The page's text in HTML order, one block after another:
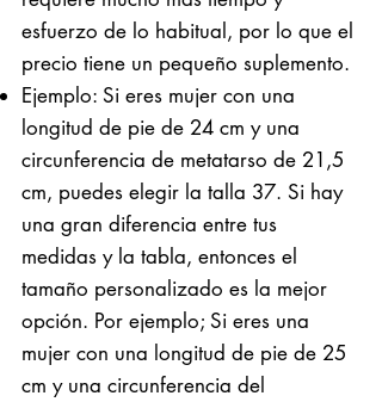
esfuerzo de lo habitual, por lo que el
precio tiene un pequeño suplemento.
Ejemplo: Si eres mujer con una
longitud de pie de 24 cm y una
circunferencia de metatarso de 21,5
cm, puedes elegir la talla 37. Si hay
una gran diferencia entre tus
medidas y la tabla, entonces el
tamaño personalizado es la mejor
opción. Por ejemplo; Si eres una
mujer con una longitud de pie de 25
cm y una circunferencia del